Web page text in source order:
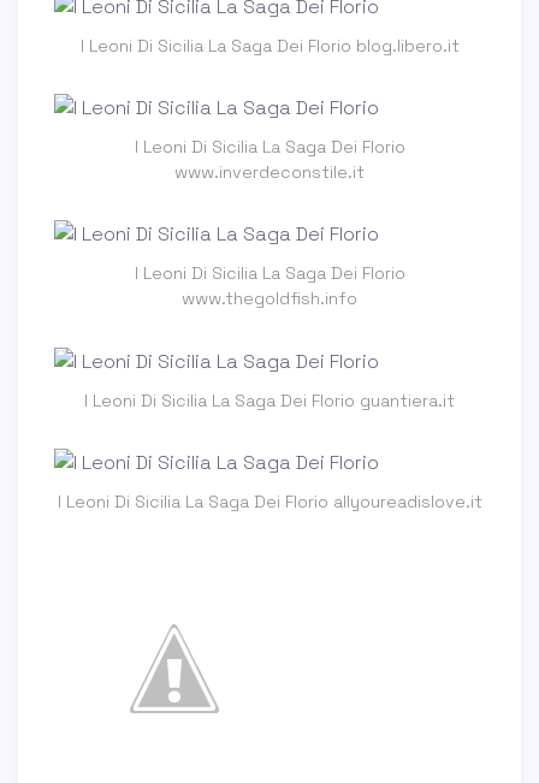
I Leoni Di Sicilia La Saga Dei Florio blog.libero.it
I Leoni Di Sicilia La Saga Dei Florio
www.inverdeconstile.it
I Leoni Di Sicilia La Saga Dei Florio
www.thegoldfish.info
I Leoni Di Sicilia La Saga Dei Florio guantiera.it
I Leoni Di Sicilia La Saga Dei Florio allyoureadislove.it